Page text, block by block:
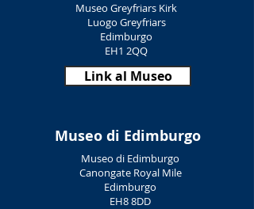
Museo Greyfriars Kirk
Luogo Greyfriars
Edimburgo
EH1 2QQ
Link al Museo
Museo di Edimburgo
Museo di Edimburgo
Canongate Royal Mile
Edimburgo
EH8 8DD